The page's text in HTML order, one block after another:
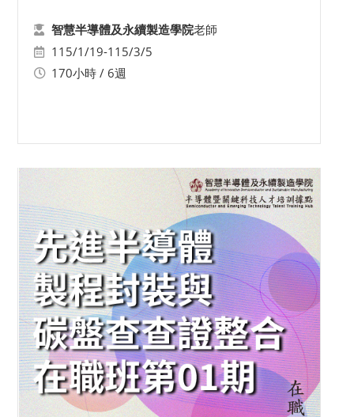
智慧半導體及永續製造學院老師
115/1/19-115/3/5
170小時 / 6週